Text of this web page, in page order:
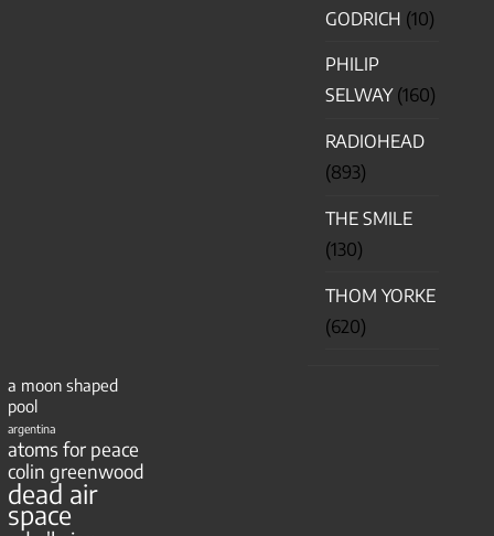
GODRICH (10)
PHILIP
SELWAY(160)
RADIOHEAD
(893)
THE SMILE
(130)
THOM YORKE
(620)
a moon shaped
pool
argentina
atoms for peace
colin greenwood
dead air
space